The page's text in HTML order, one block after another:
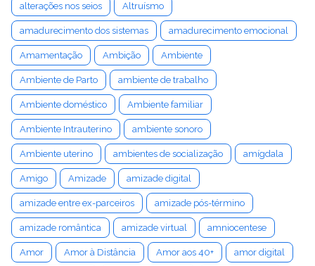
alterações nos seios Altruísmo
amadurecimento dos sistemas amadurecimento emocional
Amamentação Ambição Ambiente
Ambiente de Parto ambiente de trabalho
Ambiente doméstico Ambiente familiar
Ambiente Intrauterino ambiente sonoro
Ambiente uterino ambientes de socialização amígdala
Amigo Amizade amizade digital
amizade entre ex-parceiros amizade pós-término
amizade romântica amizade virtual amniocentese
Amor Amor à Distância Amor aos 40+ amor digital